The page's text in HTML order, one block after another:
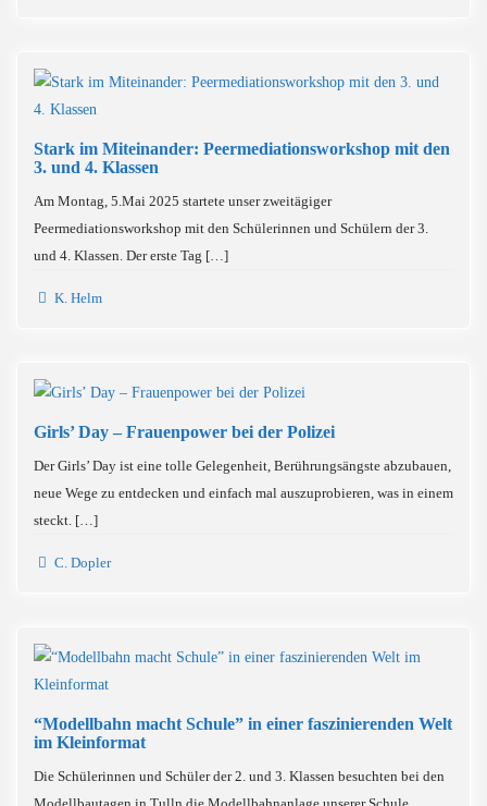
Stark im Miteinander: Peermediationsworkshop mit den
3. und 4. Klassen
Am Montag, 5.Mai 2025 startete unser zweitägiger
Peermediationsworkshop mit den Schülerinnen und Schülern der 3.
und 4. Klassen. Der erste Tag […]
K. Helm
Girls’ Day – Frauenpower bei der Polizei
Der Girls’ Day ist eine tolle Gelegenheit, Berührungsängste abzubauen,
neue Wege zu entdecken und einfach mal auszuprobieren, was in einem
steckt. […]
C. Dopler
“Modellbahn macht Schule” in einer faszinierenden Welt
im Kleinformat
Die Schülerinnen und Schüler der 2. und 3. Klassen besuchten bei den